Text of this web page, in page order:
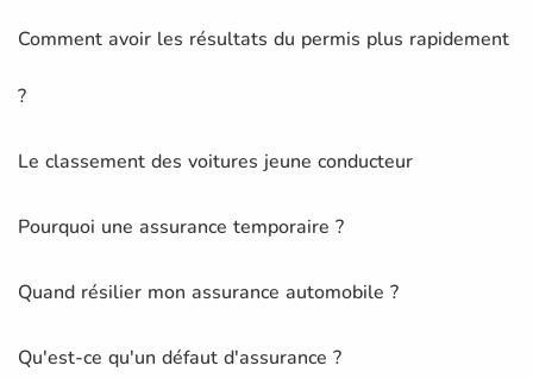
Comment avoir les résultats du permis plus rapidement
?
Le classement des voitures jeune conducteur
Pourquoi une assurance temporaire ?
Quand résilier mon assurance automobile ?
Qu'est-ce qu'un défaut d'assurance ?